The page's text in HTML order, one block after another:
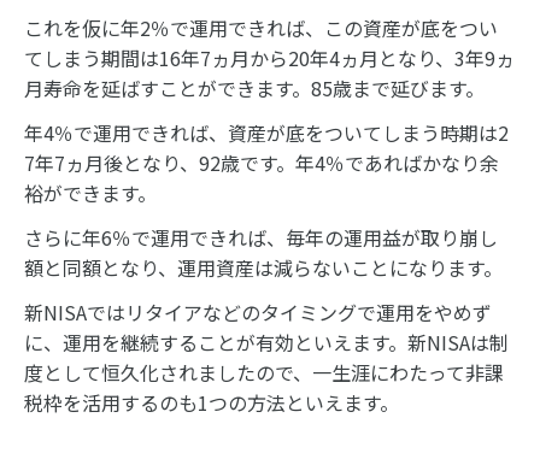
これを仮に年2％で運用できれば、この資産が底をつい
てしまう期間は16年7ヵ月から20年4ヵ月となり、3年9ヵ
月寿命を延ばすことができます。85歳まで延びます。
年4％で運用できれば、資産が底をついてしまう時期は2
7年7ヵ月後となり、92歳です。年4％であればかなり余
裕ができます。
さらに年6％で運用できれば、毎年の運用益が取り崩し
額と同額となり、運用資産は減らないことになります。
新NISAではリタイアなどのタイミングで運用をやめず
に、運用を継続することが有効といえます。新NISAは制
度として恒久化されましたので、一生涯にわたって非課
税枠を活用するのも1つの方法といえます。